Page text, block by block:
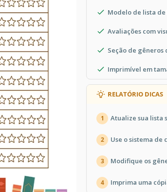
Modelo de lista
Avaliações com
Seção de
Imprimível em
RELATÓRIO DICAS
1 Atualize sua lista
2 Use o sistema de
3 Modifique os
4 Imprima uma